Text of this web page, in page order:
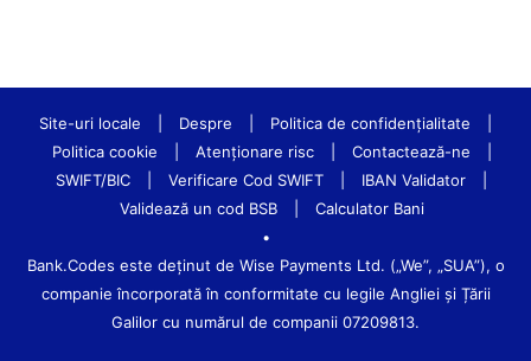
Site-uri locale Despre Politica de confidenţialitate
Politica cookie
Atenționare risc Contactează-ne
SWIFT/BIC
Verificare Cod SWIFT IBAN Validator
Validează un cod BSB
Calculator Bani
•
Bank.Codes este deținut de Wise Payments Ltd. („We”, „SUA”), o
companie încorporată în conformitate cu legile Angliei și Țării
Galilor cu numărul de companii 07209813.